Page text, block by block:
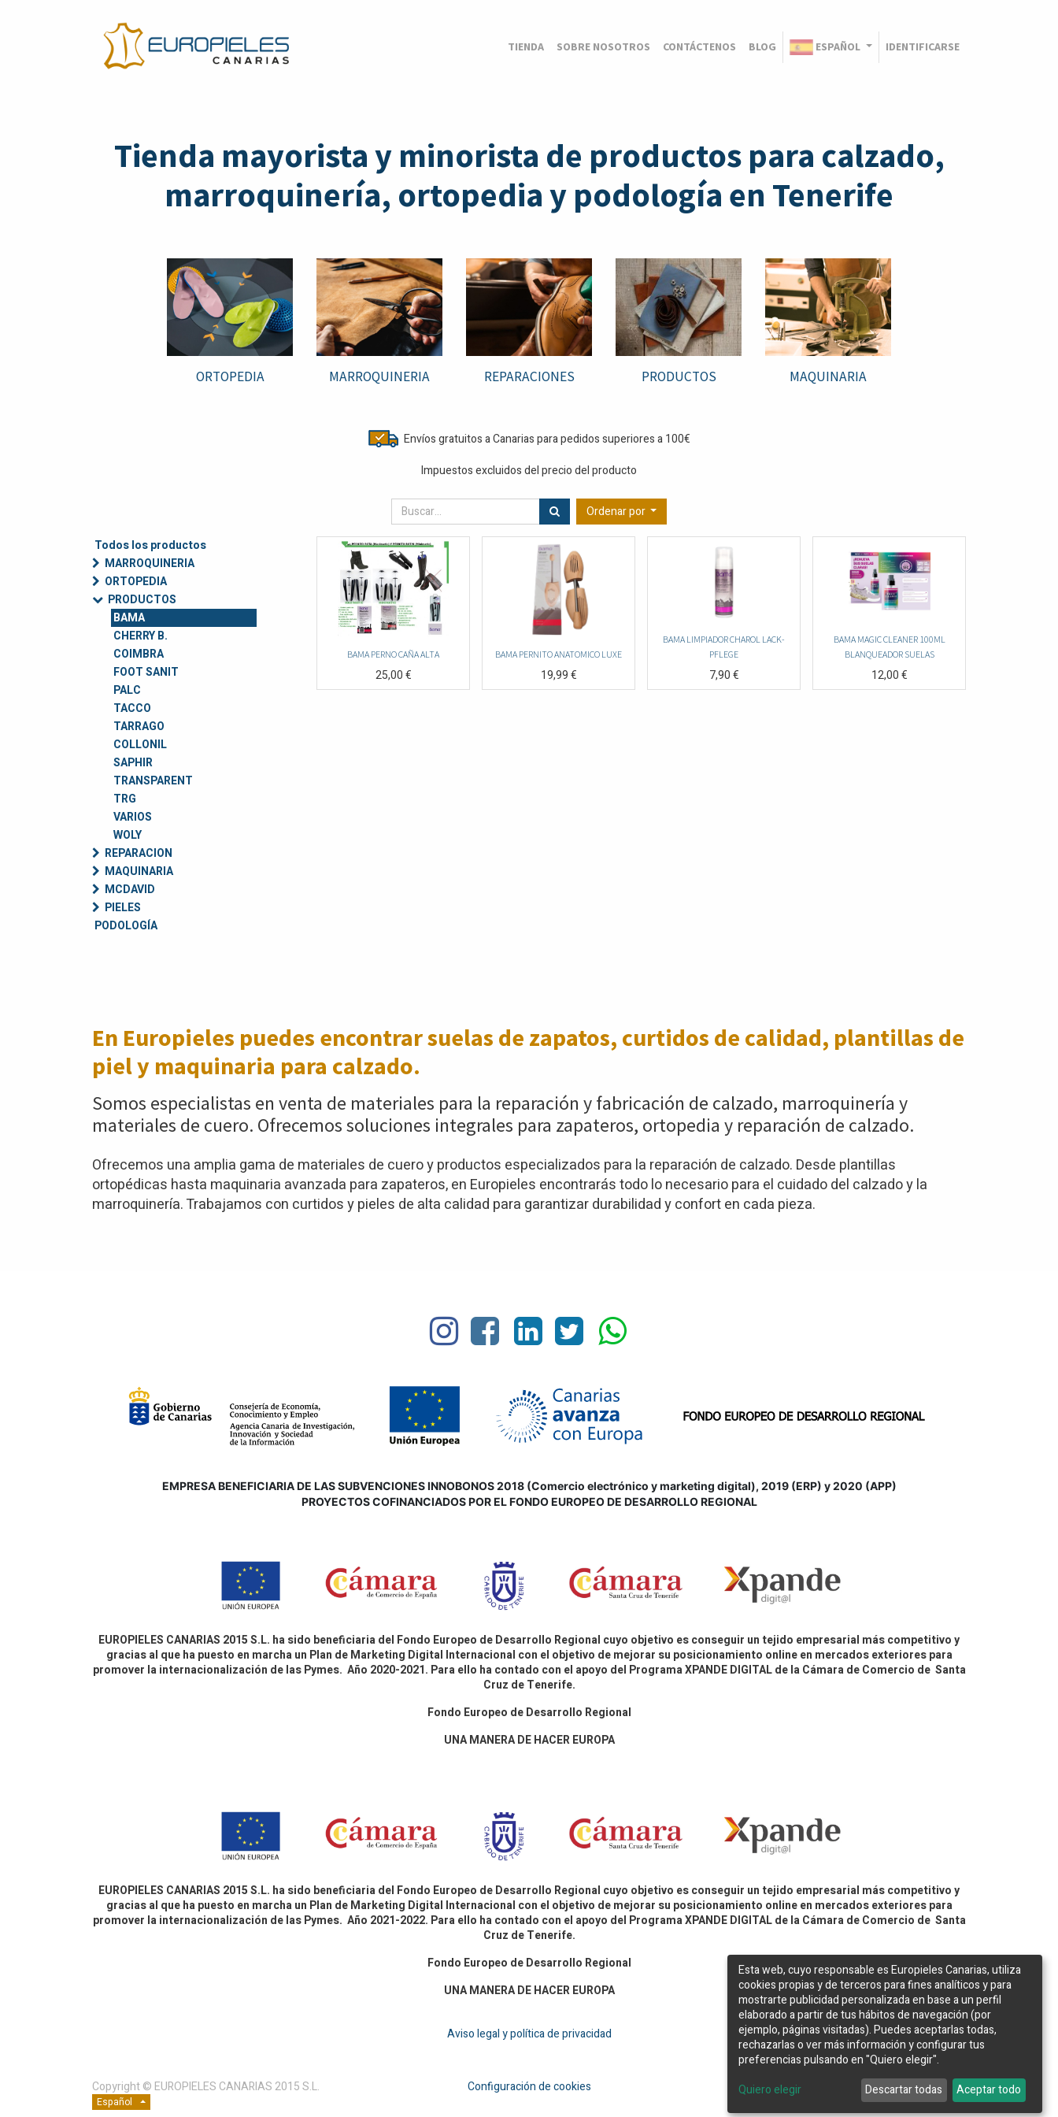
TIENDA SOBRE NOSOTROS CONTÁCTENOS BLOG ESPAÑOL IDENTIFICARSE
Tienda mayorista y minorista de productos para calzado,
marroquinería, ortopedia y podología en Tenerife
ORTOPEDIA MARROQUINERIA REPARACIONES PRODUCTOS MAQUINARIA
Envíos gratuitos a Canarias para pedidos superiores a 100€
Impuestos excluidos del precio del producto
Ordenar por
Todos los productos
MARROQUINERIA
ORTOPEDIA
PRODUCTOS
BAMA
CHERRY B.
COIMBRA
FOOT SANIT
PALC
TACCO
TARRAGO
COLLONIL
SAPHIR
TRANSPARENT
TRG
VARIOS
WOLY
REPARACION
MAQUINARIA
MCDAVID
PIELES
PODOLOGÍA
BAMA PERNO CAÑA ALTA
25,00€
BAMA PERNITO ANATOMICO LUXE
19,99€
BAMA LIMPIADOR CHAROL LACK-
PFLEGE
7,90€
BAMA MAGIC CLEANER 100ML
BLANQUEADOR SUELAS
12,00€
En Europieles puedes encontrar suelas de zapatos, curtidos de calidad, plantillas de
piel y maquinaria para calzado.
Somos especialistas en venta de materiales para la reparación y fabricación de calzado, marroquinería y
materiales de cuero. Ofrecemos soluciones integrales para zapateros, ortopedia y reparación de calzado.
Ofrecemos una amplia gama de materiales de cuero y productos especializados para la reparación de calzado. Desde plantillas
ortopédicas hasta maquinaria avanzada para zapateros, en Europieles encontrarás todo lo necesario para el cuidado del calzado y la
marroquinería. Trabajamos con curtidos y pieles de alta calidad para garantizar durabilidad y confort en cada pieza.
EMPRESA BENEFICIARIA DE LAS SUBVENCIONES INNOBONOS 2018 (Comercio electrónico y marketing digital), 2019 (ERP) y 2020 (APP)
PROYECTOS COFINANCIADOS POR EL FONDO EUROPEO DE DESARROLLO REGIONAL
EUROPIELES CANARIAS 2015 S.L. ha sido beneficiaria del Fondo Europeo de Desarrollo Regional cuyo objetivo es conseguir un tejido empresarial más competitivo y
gracias al que ha puesto en marcha un Plan de Marketing Digital Internacional con el objetivo de mejorar su posicionamiento online en mercados exteriores para
promover la internacionalización de las Pymes. Año 2020-2021. Para ello ha contado con el apoyo del Programa XPANDE DIGITAL de la Cámara de Comercio de Santa
Cruz de Tenerife.
Fondo Europeo de Desarrollo Regional
UNA MANERA DE HACER EUROPA
EUROPIELES CANARIAS 2015 S.L. ha sido beneficiaria del Fondo Europeo de Desarrollo Regional cuyo objetivo es conseguir un tejido empresarial más competitivo y
gracias al que ha puesto en marcha un Plan de Marketing Digital Internacional con el objetivo de mejorar su posicionamiento online en mercados exteriores para
promover la internacionalización de las Pymes. Año 2021-2022. Para ello ha contado con el apoyo del Programa XPANDE DIGITAL de la Cámara de Comercio de Santa
Cruz de Tenerife.
Fondo Europeo de Desarrollo Regional
UNA MANERA DE HACER EUROPA
Aviso legal y política de privacidad
Copyright © EUROPIELES CANARIAS 2015 S.L.
Español
Configuración de cookies Web desarrollada porBakata Solutions
Esta web, cuyo responsable es Europieles Canarias, utiliza
cookies propias y de terceros para fines analíticos y para
mostrarte publicidad personalizada en base a un perfil
elaborado a partir de tus hábitos de navegación (por
ejemplo, páginas visitadas). Puedes aceptarlas todas,
rechazarlas o ver más información y configurar tus
preferencias pulsando en "Quiero elegir".
Quiero elegir
Descartar todas Aceptar todo